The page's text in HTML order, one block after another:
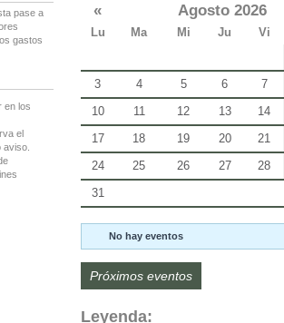
pase a
gastos
en los
el
« Agosto 2026
Lu Ma Mi Ju Vi
3
4 5 6 7
10
11 12 13 14
17
18 19 20 21
24
25 26 27 28
31
No hay eventos
Próximos eventos
Leyenda: